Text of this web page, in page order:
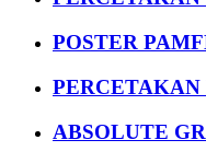
POSTER
ABSOLUTE